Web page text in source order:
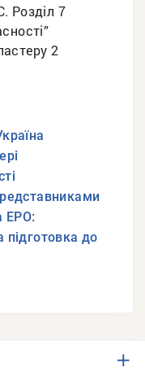
Розділ 7
2
EPO:
підготовка до